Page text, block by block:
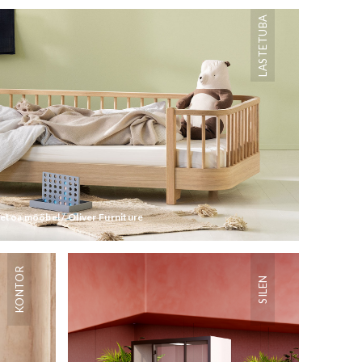
LASTETUBA
mööbel / Oliver Furniture
KONTOR SILEN